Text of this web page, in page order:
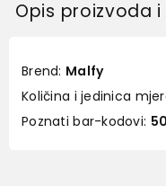
Opis proizvoda
Brend: Malfy
Količina i jedinica
Poznati bar-kodovi: